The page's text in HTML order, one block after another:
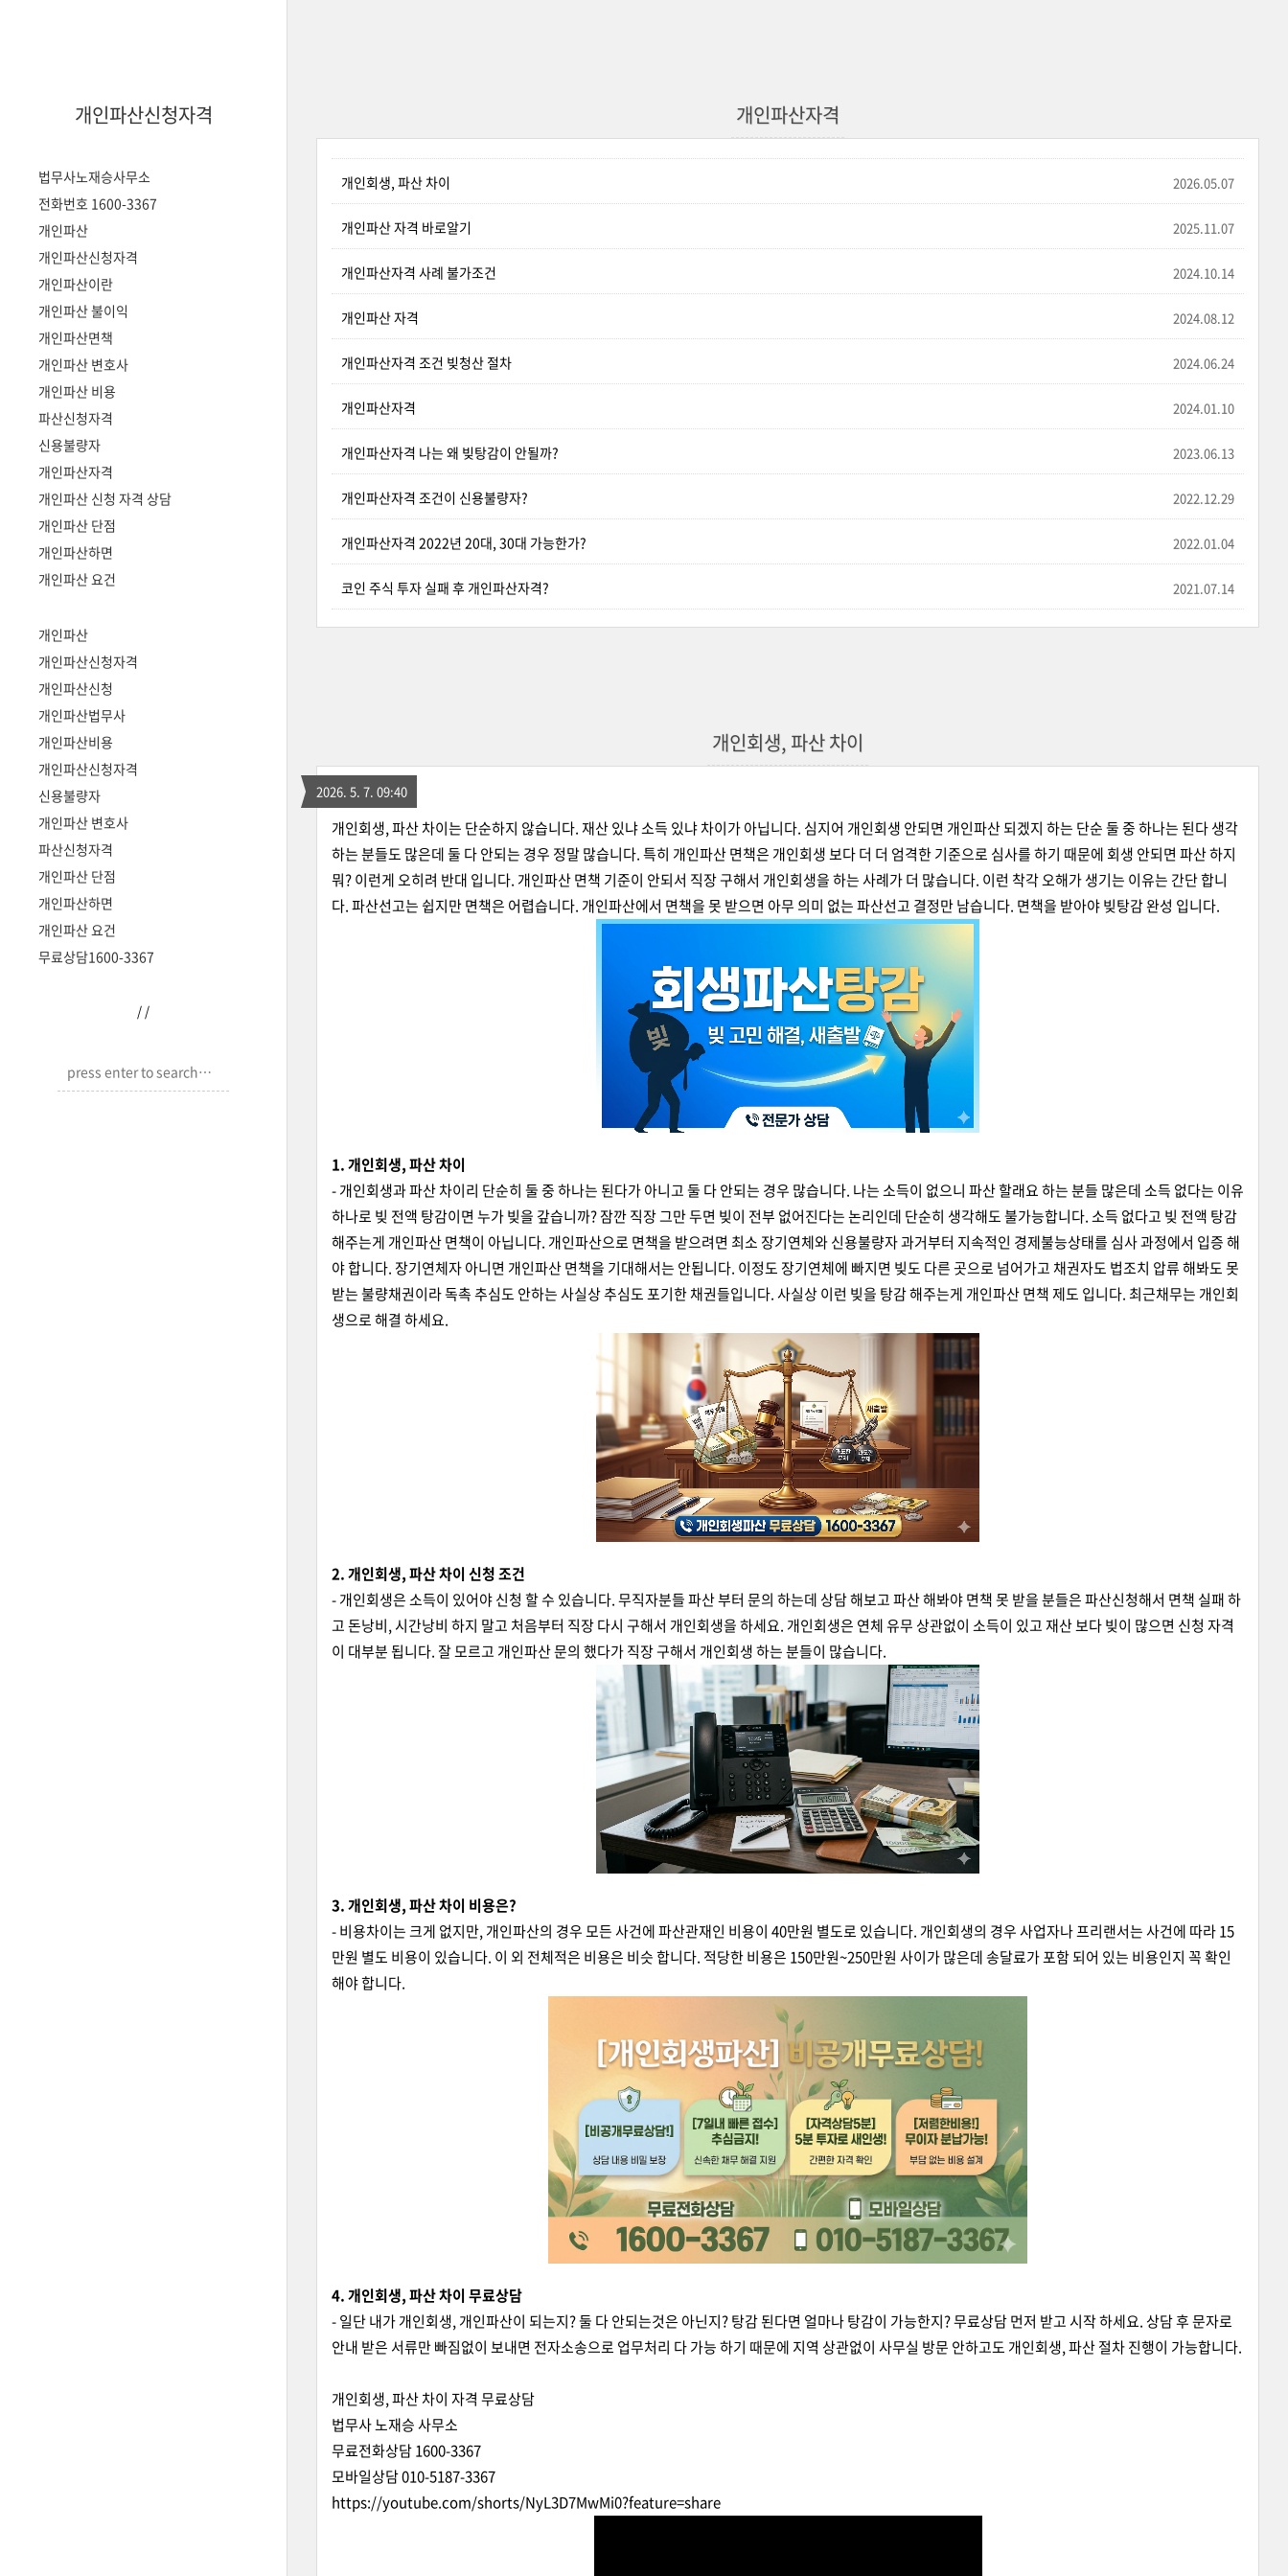
개인파산신청자격
법무사노재승사무소
전화번호 1600-3367
개인파산
개인파산신청자격
개인파산이란
개인파산 불이익
개인파산면책
개인파산 변호사
개인파산 비용
파산신청자격
신용불량자
개인파산자격
개인파산 신청 자격 상담
개인파산 단점
개인파산하면
개인파산 요건
개인파산
개인파산신청자격
개인파산신청
개인파산법무사
개인파산비용
개인파산신청자격
신용불량자
개인파산 변호사
파산신청자격
개인파산 단점
개인파산하면
개인파산 요건
무료상담1600-3367
/ /
개인파산자격
개인회생, 파산 차이 2026.05.07
개인파산 자격 바로알기 2025.11.07
개인파산자격 사례 불가조건 2024.10.14
개인파산 자격 2024.08.12
개인파산자격 조건 빚청산 절차 2024.06.24
개인파산자격 2024.01.10
개인파산자격 나는 왜 빚탕감이 안될까? 2023.06.13
개인파산자격 조건이 신용불량자? 2022.12.29
개인파산자격 2022년 20대, 30대 가능한가? 2022.01.04
코인 주식 투자 실패 후 개인파산자격? 2021.07.14
개인회생, 파산 차이
2026. 5. 7. 09:40
개인회생, 파산 차이는 단순하지 않습니다. 재산 있냐 소득 있냐 차이가 아닙니다. 심지어 개인회생 안되면 개인파산 되겠지 하는 단순 둘 중 하나는 된다 생각
하는 분들도 많은데 둘 다 안되는 경우 정말 많습니다. 특히 개인파산 면책은 개인회생 보다 더 더 엄격한 기준으로 심사를 하기 때문에 회생 안되면 파산 하지
뭐? 이런게 오히려 반대 입니다. 개인파산 면책 기준이 안되서 직장 구해서 개인회생을 하는 사례가 더 많습니다. 이런 착각 오해가 생기는 이유는 간단 합니
다. 파산선고는 쉽지만 면책은 어렵습니다. 개인파산에서 면책을 못 받으면 아무 의미 없는 파산선고 결정만 남습니다. 면책을 받아야 빚탕감 완성 입니다.
1. 개인회생, 파산 차이
- 개인회생과 파산 차이리 단순히 둘 중 하나는 된다가 아니고 둘 다 안되는 경우 많습니다. 나는 소득이 없으니 파산 할래요 하는 분들 많은데 소득 없다는 이유
하나로 빚 전액 탕감이면 누가 빚을 갚습니까? 잠깐 직장 그만 두면 빚이 전부 없어진다는 논리인데 단순히 생각해도 불가능합니다. 소득 없다고 빚 전액 탕감
해주는게 개인파산 면책이 아닙니다. 개인파산으로 면책을 받으려면 최소 장기연체와 신용불량자 과거부터 지속적인 경제불능상태를 심사 과정에서 입증 해
야 합니다. 장기연체자 아니면 개인파산 면책을 기대해서는 안됩니다. 이정도 장기연체에 빠지면 빚도 다른 곳으로 넘어가고 채권자도 법조치 압류 해봐도 못
받는 불량채권이라 독촉 추심도 안하는 사실상 추심도 포기한 채권들입니다. 사실상 이런 빚을 탕감 해주는게 개인파산 면책 제도 입니다. 최근채무는 개인회
생으로 해결 하세요.
2. 개인회생, 파산 차이 신청 조건
- 개인회생은 소득이 있어야 신청 할 수 있습니다. 무직자분들 파산 부터 문의 하는데 상담 해보고 파산 해봐야 면책 못 받을 분들은 파산신청해서 면책 실패 하
고 돈낭비, 시간낭비 하지 말고 처음부터 직장 다시 구해서 개인회생을 하세요. 개인회생은 연체 유무 상관없이 소득이 있고 재산 보다 빚이 많으면 신청 자격
이 대부분 됩니다. 잘 모르고 개인파산 문의 했다가 직장 구해서 개인회생 하는 분들이 많습니다.
3. 개인회생, 파산 차이 비용은?
- 비용차이는 크게 없지만, 개인파산의 경우 모든 사건에 파산관재인 비용이 40만원 별도로 있습니다. 개인회생의 경우 사업자나 프리랜서는 사건에 따라 15
만원 별도 비용이 있습니다. 이 외 전체적은 비용은 비슷 합니다. 적당한 비용은 150만원~250만원 사이가 많은데 송달료가 포함 되어 있는 비용인지 꼭 확인
해야 합니다.
4. 개인회생, 파산 차이 무료상담
- 일단 내가 개인회생, 개인파산이 되는지? 둘 다 안되는것은 아닌지? 탕감 된다면 얼마나 탕감이 가능한지? 무료상담 먼저 받고 시작 하세요. 상담 후 문자로
안내 받은 서류만 빠짐없이 보내면 전자소송으로 업무처리 다 가능 하기 때문에 지역 상관없이 사무실 방문 안하고도 개인회생, 파산 절차 진행이 가능합니다.
개인회생, 파산 차이 자격 무료상담
법무사 노재승 사무소
무료전화상담 1600-3367
모바일상담 010-5187-3367
https://youtube.com/shorts/NyL3D7MwMi0?feature=share